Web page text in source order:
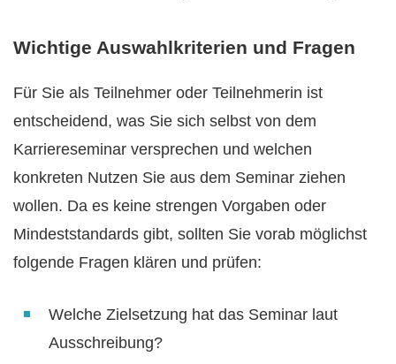
Wichtige Auswahlkriterien und Fragen
Für Sie als Teilnehmer oder Teilnehmerin ist
entscheidend, was Sie sich selbst von dem
Karriereseminar versprechen und welchen
konkreten Nutzen Sie aus dem Seminar ziehen
wollen. Da es keine strengen Vorgaben oder
Mindeststandards gibt, sollten Sie vorab möglichst
folgende Fragen klären und prüfen:
Welche Zielsetzung hat das Seminar laut
Ausschreibung?